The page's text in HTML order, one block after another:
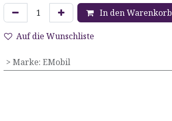
In den Warenkorb
Auf die Wunschliste
> Marke: EMobil